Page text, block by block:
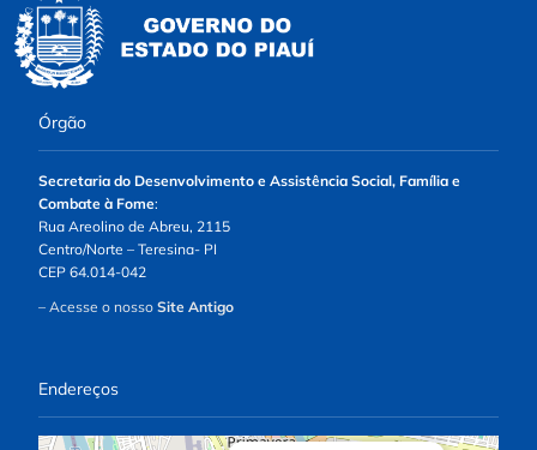
Órgão
Secretaria do Desenvolvimento e Assistência Social, Família e
Combate à Fome:
Rua Areolino de Abreu, 2115
Centro/Norte – Teresina- PI
CEP 64.014-042
– Acesse o nosso Site Antigo
Endereços